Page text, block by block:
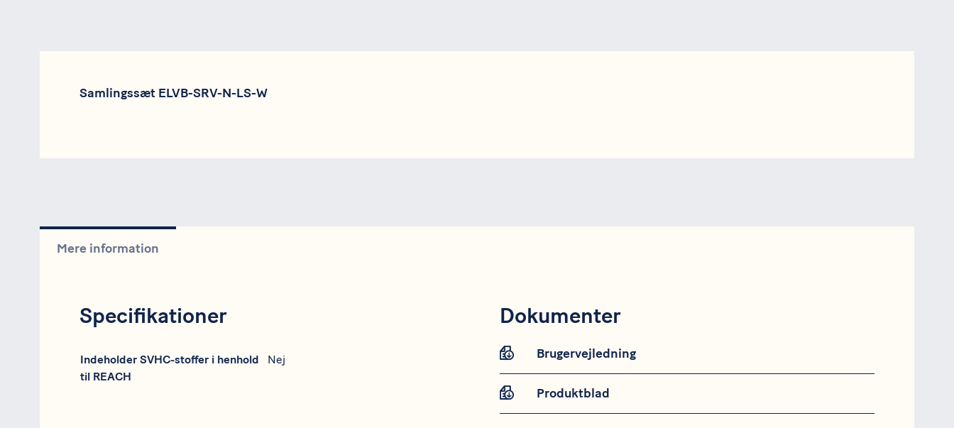
Samlingssæt ELVB-SRV-N-LS-W
Mere information
Specifikationer
SpecifikationData
Indeholder SVHC-stoffer i henhold
til REACH
Nej
Dokumenter
Brugervejledning
Produktblad